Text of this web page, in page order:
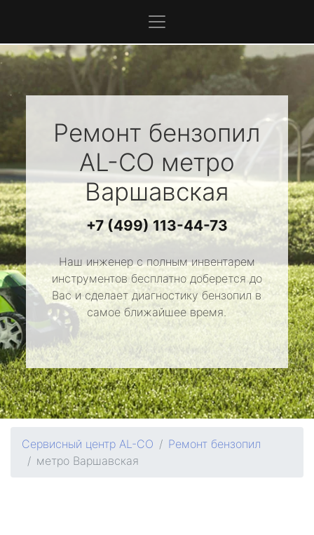
Ремонт бензопил
AL-CO метро
Варшавская
+7 (499) 113-44-73
Наш инженер с полным инвентарем
инструментов бесплатно доберется до
Вас и сделает диагностику бензопил в
самое ближайшее время.
Сервисный центр AL-CO
Ремонт бензопил
метро Варшавская